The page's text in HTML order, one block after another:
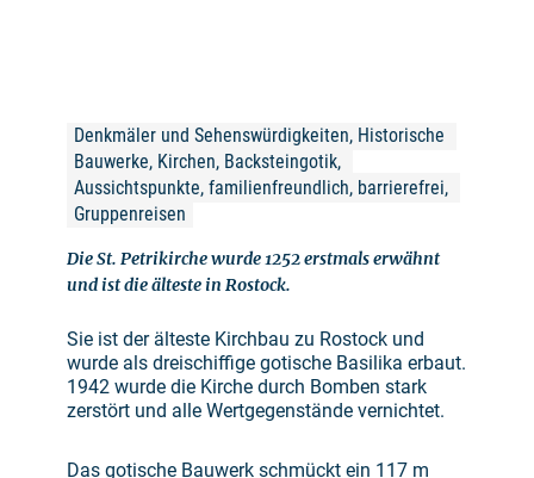
Denkmäler und Sehenswürdigkeiten, Historische
Bauwerke, Kirchen, Backsteingotik,
Aussichtspunkte, familienfreundlich, barrierefrei,
Gruppenreisen
Die St. Petrikirche wurde 1252 erstmals erwähnt
und ist die älteste in Rostock.
Sie ist der älteste Kirchbau zu Rostock und
wurde als dreischiffige gotische Basilika erbaut.
1942 wurde die Kirche durch Bomben stark
zerstört und alle Wertgegenstände vernichtet.
Das gotische Bauwerk schmückt ein 117 m